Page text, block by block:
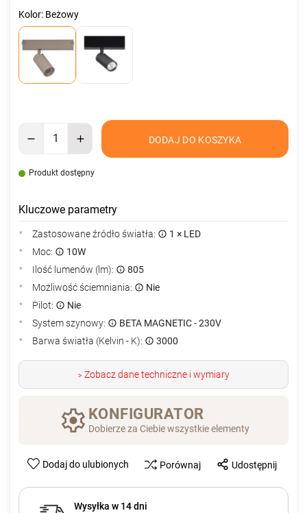
Kolor: Beżowy
DODAJ DO KOSZYKA
Produkt dostępny
Kluczowe parametry
Zastosowane źródło światła:
1 × LED
Moc:
10W
Ilość lumenów (lm):
805
Możliwość ściemniania:
Nie
Pilot:
Nie
System szynowy:
BETA MAGNETIC - 230V
Barwa światła (Kelvin - K):
3000
>Zobacz dane techniczne i wymiary
KONFIGURATOR
Dobierze za Ciebie wszystkie elementy
Dodaj do ulubionych Porównaj Udostępnij
Wysyłka w 14 dni